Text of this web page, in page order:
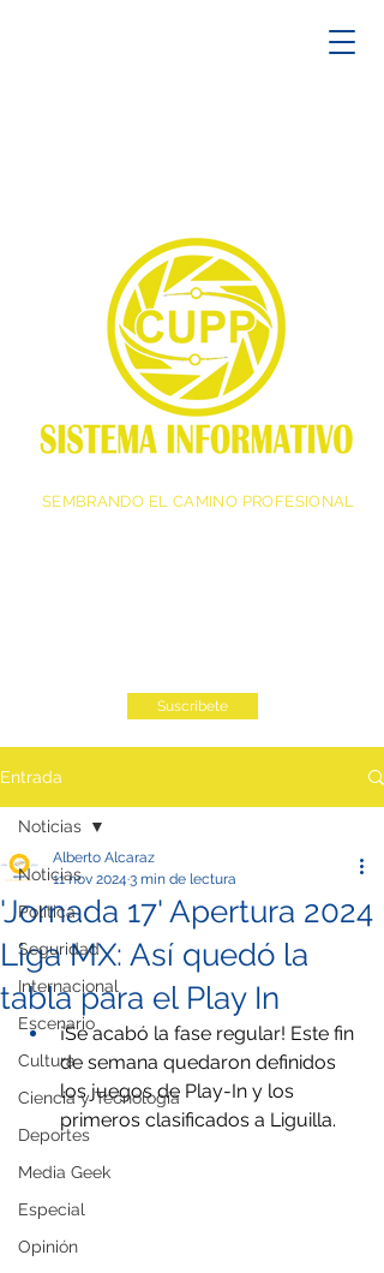
SEMBRANDO EL CAMINO PROFESIONAL
Suscribete
Entrada
Noticias
Política
Seguridad
Internacional
Escenario
Cultura
Ciencia y Tecnología
Deportes
Media Geek
Especial
Opinión
Noticias
'Jornada 17' Apertura 2024
Liga MX: Así quedó la
tabla para el Play In
Alberto Alcaraz
11 nov 2024 3 min de lectura
¡Se acabó la fase regular! Este fin
de semana quedaron definidos
los juegos de Play-In y los
primeros clasificados a Liguilla.